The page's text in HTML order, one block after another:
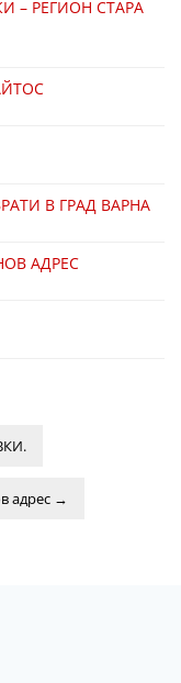
– РЕГИОН СТАРА
В ГРАД ВАРНА
АДРЕС
адрес →